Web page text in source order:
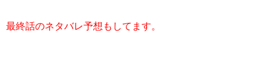
最終話のネタバレ予想もしてます。